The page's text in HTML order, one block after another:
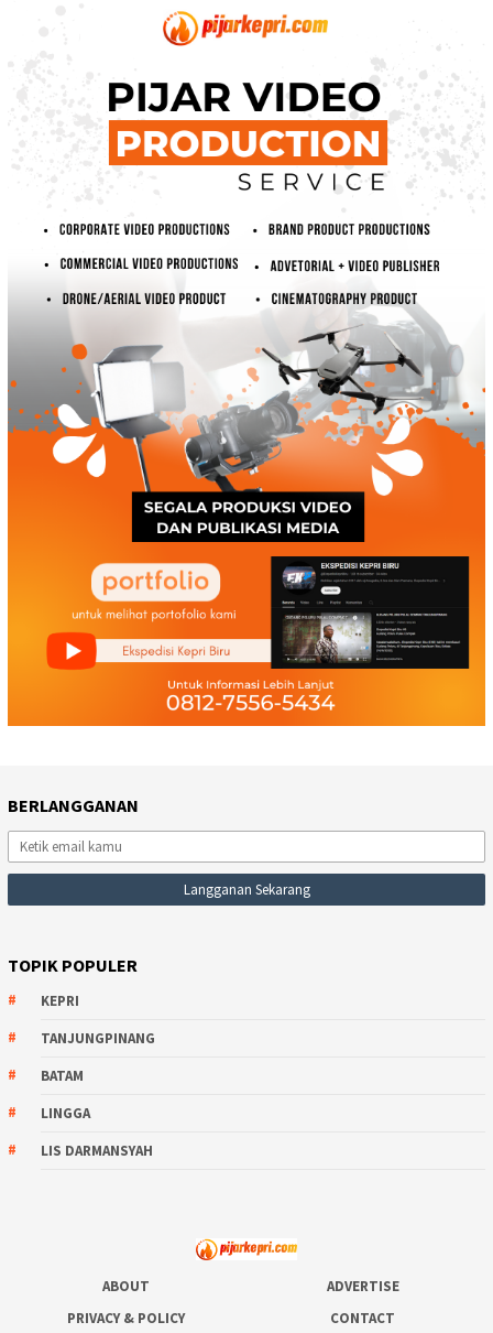
BERLANGGANAN
TOPIK POPULER
KEPRI
TANJUNGPINANG
BATAM
LINGGA
LIS DARMANSYAH
ABOUT
ADVERTISE
PRIVACY & POLICY
CONTACT